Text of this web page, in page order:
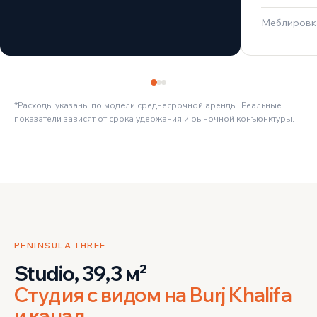
*Расходы указаны по модели среднесрочной аренды. Реальные
показатели зависят от срока удержания и рыночной конъюнктуры.
PENINSULA THREE
Studio, 39,3 м²
Студия с видом на Burj Khalifa